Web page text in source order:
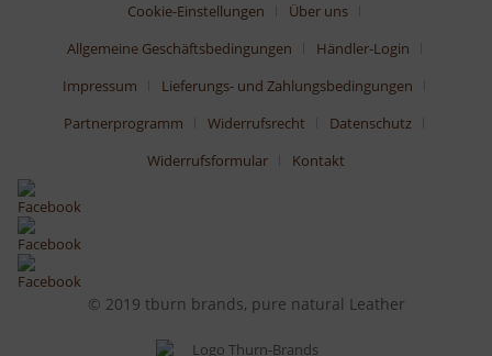
Cookie-Einstellungen
Über uns
Allgemeine Geschäftsbedingungen
Händler-Login
Impressum
Lieferungs- und Zahlungsbedingungen
Partnerprogramm
Widerrufsrecht
Datenschutz
Widerrufsformular
Kontakt
© 2019 tburn brands, pure natural Leather